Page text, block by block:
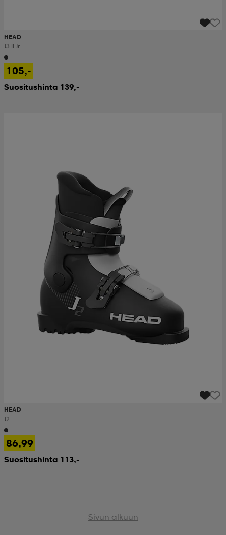
HEAD
J3 Ii Jr
105,-
Suositushinta 139,-
HEAD
J2
86,99
Suositushinta 113,-
Sivun alkuun